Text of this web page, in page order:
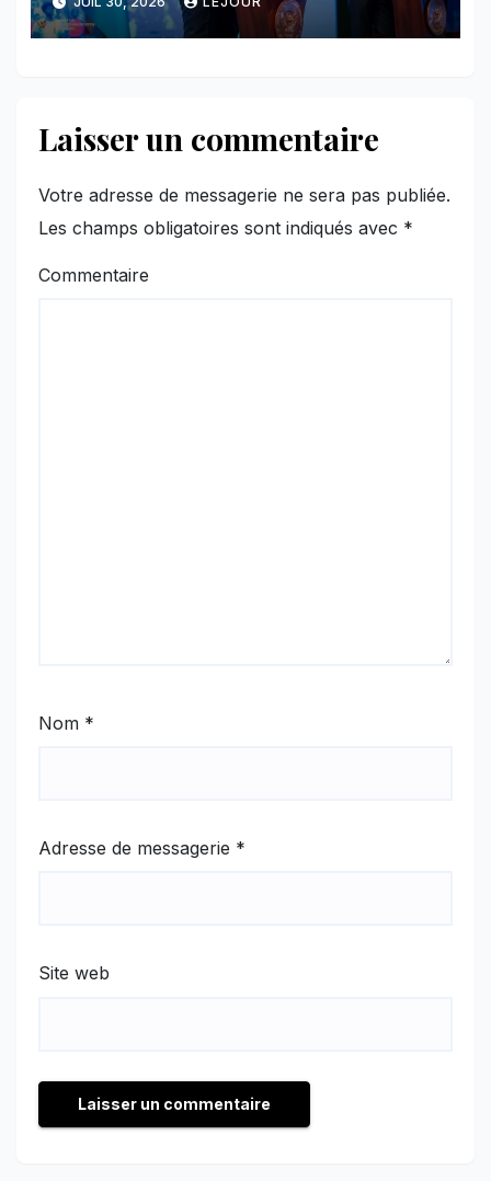
face au Rwanda
Laisser un commentaire
Votre adresse de messagerie ne sera pas publiée.
Les champs obligatoires sont indiqués avec *
Commentaire
Nom *
Adresse de messagerie *
Site web